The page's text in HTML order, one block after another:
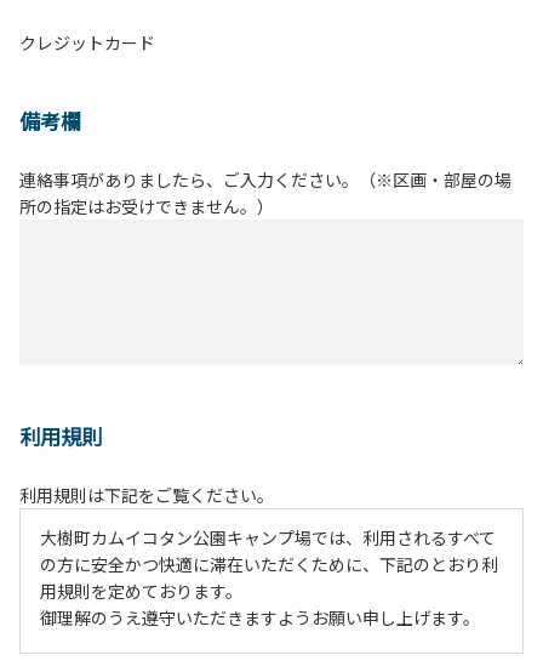
クレジットカード
備考欄
連絡事項がありましたら、ご入力ください。（※区画・部屋の場
所の指定はお受けできません。）
利用規則
利用規則は下記をご覧ください。
大樹町カムイコタン公園キャンプ場では、利用されるすべて
の方に安全かつ快適に滞在いただくために、下記のとおり利
用規則を定めております。
御理解のうえ遵守いただきますようお願い申し上げます。